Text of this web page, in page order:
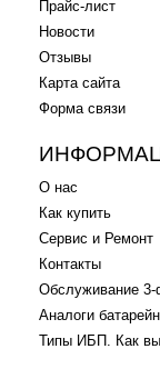
Прайс-лист
Новости
Отзывы
Карта сайта
Форма связи
О нас
Как купить
Сервис и Ремонт
Контакты
Обслуживание
Аналоги
Типы ИБП. Как